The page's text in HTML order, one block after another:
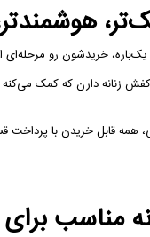
خریدشون رو مرحله‌ای
کفش زنانه دارن که کمک می‌کنه
همه قابل خریدن با
مناسب